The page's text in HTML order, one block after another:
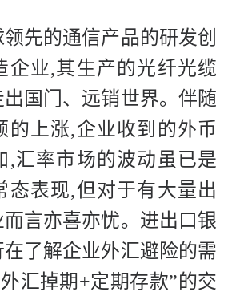
先的通信产品的研发创
企业,其生产的光纤光缆
国门、远销世界。伴随
的上涨,企业收到的外币
,汇率市场的波动虽已是
态表现,但对于有大量出
言亦喜亦忧。进出口银
了解企业外汇避险的需
汇掉期+定期存款”的交